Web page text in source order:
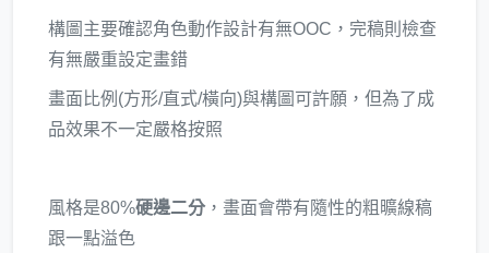
構圖主要確認角色動作設計有無OOC，完稿則檢查
有無嚴重設定畫錯
畫面比例(方形/直式/橫向)與構圖可許願，但為了成
品效果不一定嚴格按照
風格是80%硬邊二分 ，畫面會帶有隨性的粗曠線稿
跟一點溢色